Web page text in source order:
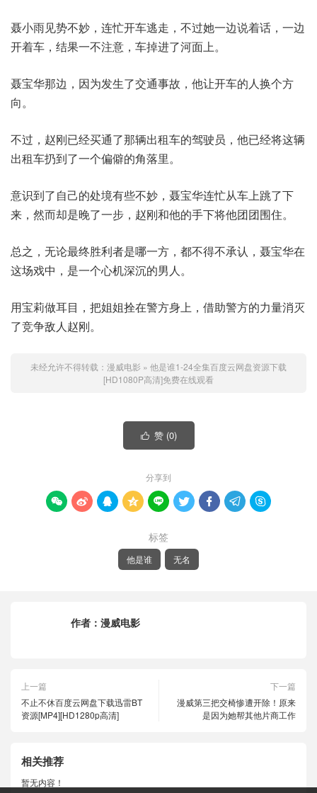
聂小雨见势不妙，连忙开车逃走，不过她一边说着话，一边
开着车，结果一不注意，车掉进了河面上。
聂宝华那边，因为发生了交通事故，他让开车的人换个方
向。
不过，赵刚已经买通了那辆出租车的驾驶员，他已经将这辆
出租车扔到了一个偏僻的角落里。
意识到了自己的处境有些不妙，聂宝华连忙从车上跳了下
来，然而却是晚了一步，赵刚和他的手下将他团团围住。
总之，无论最终胜利者是哪一方，都不得不承认，聂宝华在
这场戏中，是一个心机深沉的男人。
用宝莉做耳目，把姐姐拴在警方身上，借助警方的力量消灭
了竞争敌人赵刚。
未经允许不得转载： 漫威电影 » 他是谁1-24全集百度云网盘资源下载
[HD1080P高清]免费在线观看
 赞 (0)
分享到
        
标签
他是谁 无名
作者： 漫威电影
上一篇
不止不休百度云网盘下载迅雷BT
资源[MP4][HD1280p高清]
下一篇
漫威第三把交椅惨遭开除！原来
是因为她帮其他片商工作
相关推荐
暂无内容！